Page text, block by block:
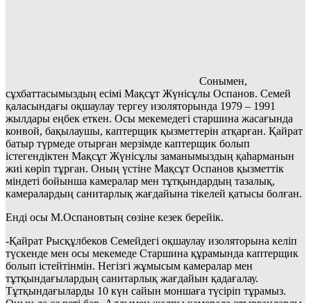
Сонымен,
сұхбаттасымыздың есімі Мақсұт Жүнісұлы Оспанов. Семей
қаласындағы оқшаулау тергеу изоляторында 1979 – 1991
жылдары еңбек еткен. Осы мекемедегі старшина жасағында
конвой, бақылаушы, каптерщик қызметтерін атқарған. Қайрат
батыр түрмеде отырған мерзімде каптерщик болып
істегендіктен Мақсұт Жүнісұлы заманымыздың қаһарманын
жиі көріп тұрған. Оның үстіне Мақсұт Оспанов қызметтік
міндеті бойынша камералар мен тұтқындардың тазалық,
камералардың санитарлық жағдайына тікелей қатысы болған.
Енді осы М.Оспановтың сөзіне кезек берейік.
-Қайрат Рысқұлбеков Семейдегі оқшаулау изоляторына келіп
түскенде мен осы мекемеде Старшина құрамында каптерщик
болып істейтінмін. Негізгі жұмысым камералар мен
тұтқындағылардың санитарлық жағдайын қадағалау.
Тұтқындағыларды 10 күн сайын моншаға түсіріп тұрамыз.